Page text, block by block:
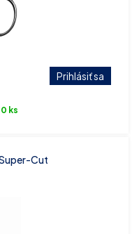
Prihlásiť sa
ks
Cut